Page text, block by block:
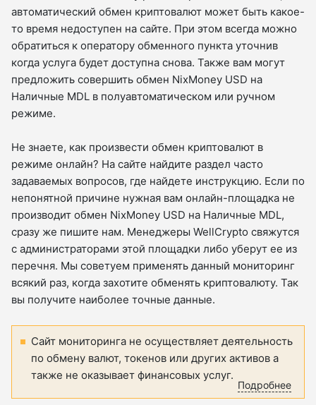
автоматический обмен криптовалют может быть какое-
то время недоступен на сайте. При этом всегда можно
обратиться к оператору обменного пункта уточнив
когда услуга будет доступна снова. Также вам могут
предложить совершить обмен NixMoney USD на
Наличные MDL в полуавтоматическом или ручном
режиме.
Не знаете, как произвести обмен криптовалют в
режиме онлайн? На сайте найдите раздел часто
задаваемых вопросов, где найдете инструкцию. Если по
непонятной причине нужная вам онлайн-площадка не
производит обмен NixMoney USD на Наличные MDL,
сразу же пишите нам. Менеджеры WellCrypto свяжутся
с администраторами этой площадки либо уберут ее из
перечня. Мы советуем применять данный мониторинг
всякий раз, когда захотите обменять криптовалюту. Так
вы получите наиболее точные данные.
Сайт мониторинга не осуществляет деятельность
по обмену валют, токенов или других активов а
также не оказывает финансовых услуг.
Подробнее